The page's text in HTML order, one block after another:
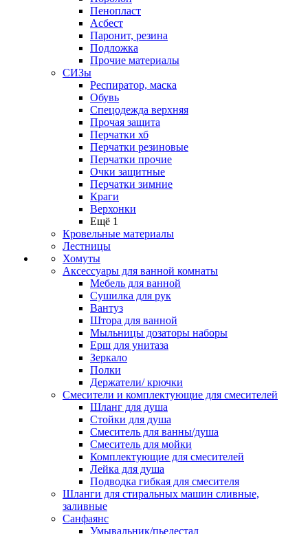
Пенопласт
Асбест
Паронит, резина
Подложка
Прочие материалы
СИЗы
Респиратор, маска
Обувь
Спецодежда верхняя
Прочая защита
Перчатки хб
Перчатки резиновые
Перчатки прочие
Очки защитные
Перчатки зимние
Краги
Верхонки
Ещё 1
Кровельные материалы
Лестницы
Хомуты
Аксессуары для ванной комнаты
Мебель для ванной
Сушилка для рук
Вантуз
Штора для ванной
Мыльницы дозаторы наборы
Ерш для унитаза
Зеркало
Полки
Держатели/ крючки
Смесители и комплектующие для смесителей
Шланг для душа
Стойки для душа
Смеситель для ванны/душа
Смеситель для мойки
Комплектующие для смесителей
Лейка для душа
Подводка гибкая для смесителя
Шланги для стиральных машин сливные,
заливные
Санфаянс
Умывальник/пьедестал